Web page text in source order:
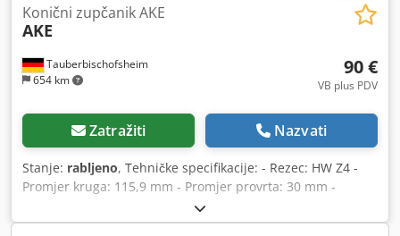
Tauberbischofsheim
654 km
Konični zupčanik AKE
AKE
90 €
VB plus PDV
Zatražiti Nazvati
Stanje: rabljeno, Tehničke specifikacije: - Rezec: HW Z4 -
Promjer kruga: 115,9 mm - Promjer provrta: 30 mm -
Duljina: 5,5 mm - Materijal: čelik - Označavanje: MAN
Chedpfxjzryb Ao Ak Uja